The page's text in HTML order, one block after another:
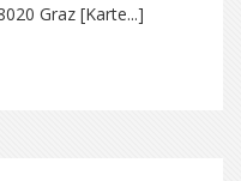
Graz [Karte...]